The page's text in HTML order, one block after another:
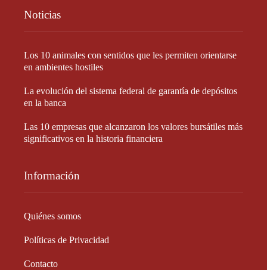
Noticias
Los 10 animales con sentidos que les permiten orientarse
en ambientes hostiles
La evolución del sistema federal de garantía de depósitos
en la banca
Las 10 empresas que alcanzaron los valores bursátiles más
significativos en la historia financiera
Información
Quiénes somos
Políticas de Privacidad
Contacto